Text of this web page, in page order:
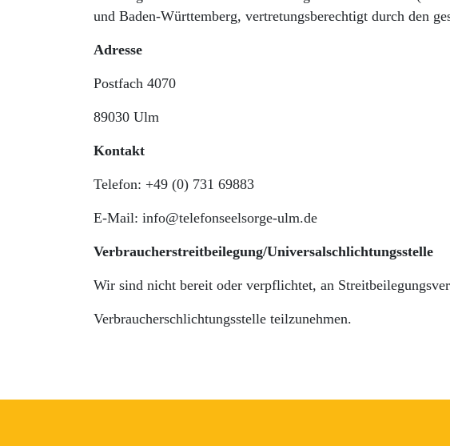
und Baden-Württemberg, vertretungsberechtigt durch den
Adresse
Postfach 4070
89030 Ulm
Kontakt
Telefon: +49 (0) 731 69883
E-Mail: info@telefonseelsorge-ulm.de
Verbraucherstreitbeilegung/Universalschlichtungsstelle
Wir sind nicht bereit oder verpflichtet, an
Verbraucherschlichtungsstelle teilzunehmen.